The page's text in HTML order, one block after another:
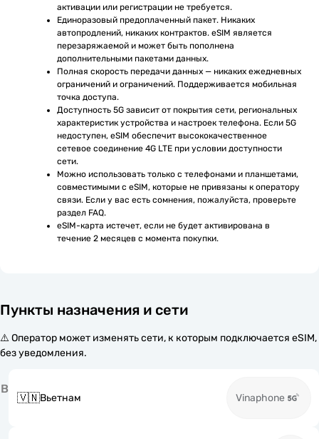
активации или регистрации не требуется.
Единоразовый предоплаченный пакет. Никаких
автопродлений, никаких контрактов. eSIM является
перезаряжаемой и может быть пополнена
дополнительными пакетами данных.
Полная скорость передачи данных — никаких ежедневных
ограничений и ограничений. Поддерживается мобильная
точка доступа.
Доступность 5G зависит от покрытия сети, региональных
характеристик устройства и настроек телефона. Если 5G
недоступен, eSIM обеспечит высококачественное
сетевое соединение 4G LTE при условии доступности
сети.
Можно использовать только с телефонами и планшетами,
совместимыми с eSIM, которые не привязаны к оператору
связи. Если у вас есть сомнения, пожалуйста, проверьте
раздел FAQ.
eSIM-карта истечет, если не будет активирована в
течение 2 месяцев с момента покупки.
Пункты назначения и сети
⚠️ Оператор может изменять сети, к которым подключается eSIM,
без уведомления.
В
🇻🇳Вьетнам Vinaphone